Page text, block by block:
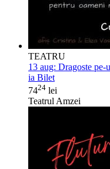
TEATRU
13 aug: Dragoste pe-
ia Bilet
7424 lei
Teatrul Amzei